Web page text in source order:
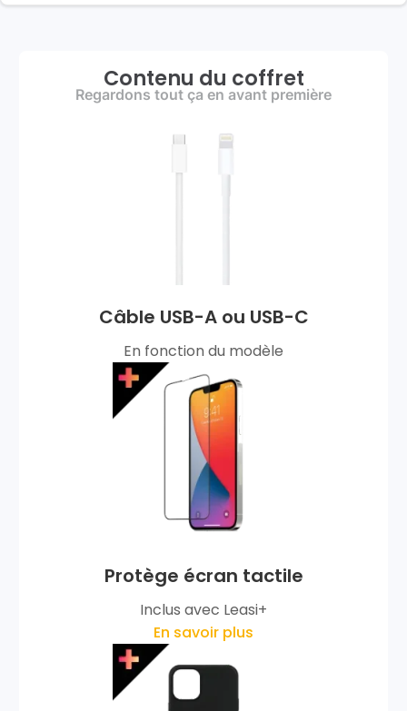
Contenu du coffret
Regardons tout ça en avant première
Câble USB-A ou USB-C
En fonction du modèle
Protège écran tactile
Inclus avec Leasi+
En savoir plus